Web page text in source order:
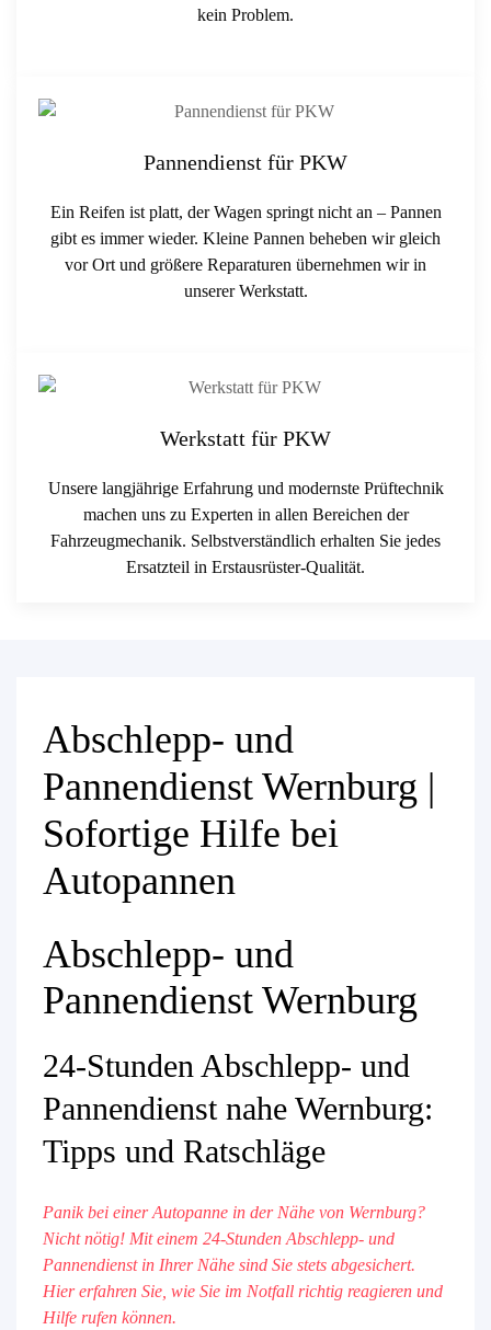
kein Problem.
Pannendienst für PKW
Ein Reifen ist platt, der Wagen springt nicht an – Pannen
gibt es immer wieder. Kleine Pannen beheben wir gleich
vor Ort und größere Reparaturen übernehmen wir in
unserer Werkstatt.
Werkstatt für PKW
Unsere langjährige Erfahrung und modernste Prüftechnik
machen uns zu Experten in allen Bereichen der
Fahrzeugmechanik. Selbstverständlich erhalten Sie jedes
Ersatzteil in Erstausrüster-Qualität.
Abschlepp- und
Pannendienst Wernburg |
Sofortige Hilfe bei
Autopannen
Abschlepp- und
Pannendienst Wernburg
24-Stunden Abschlepp- und
Pannendienst nahe Wernburg:
Tipps und Ratschläge
Panik bei einer Autopanne in der Nähe von Wernburg?
Nicht nötig! Mit einem 24-Stunden Abschlepp- und
Pannendienst in Ihrer Nähe sind Sie stets abgesichert.
Hier erfahren Sie, wie Sie im Notfall richtig reagieren und
Hilfe rufen können.